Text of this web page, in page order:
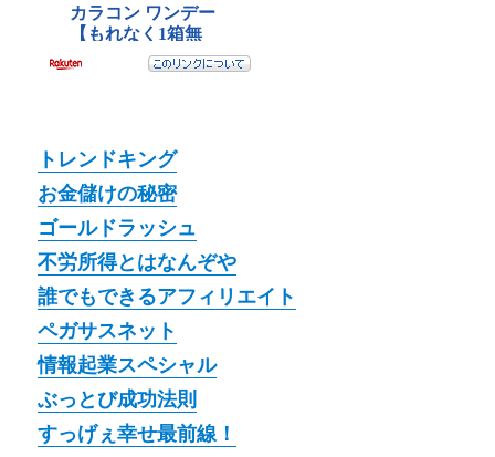
トレンドキング
お金儲けの秘密
ゴールドラッシュ
不労所得とはなんぞや
誰でもできるアフィリエイト
ペガサスネット
情報起業スペシャル
ぶっとび成功法則
すっげぇ幸せ最前線！